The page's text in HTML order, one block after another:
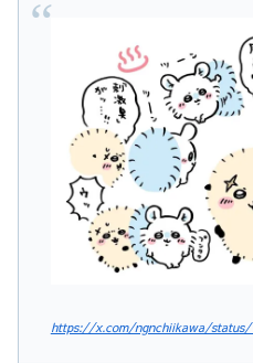
https://x.com/ngnchiikawa/status/